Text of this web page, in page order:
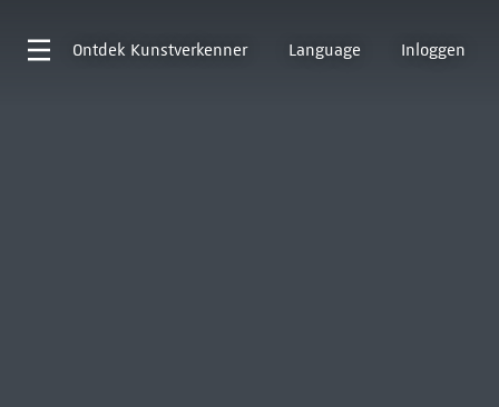
Ontdek Kunstverkenner Language Inloggen